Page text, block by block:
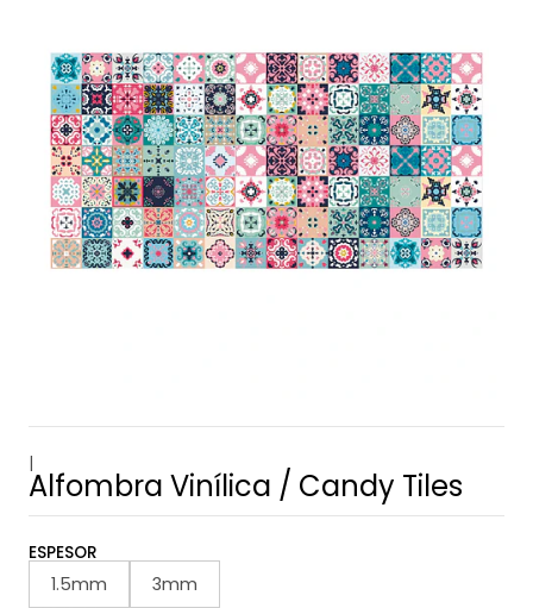
|
Alfombra Vinílica / Candy Tiles
ESPESOR
1.5mm 3mm